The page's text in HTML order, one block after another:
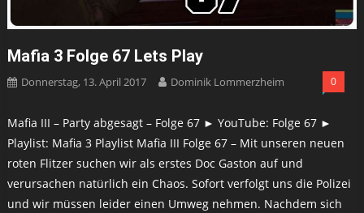
Mafia 3 Folge 67 Lets Play
Donnerstag, 13. April 2017 Dominik Lommerzheim 0
Mafia III – Party abgesagt – Folge 67 ► YouTube: Folge 67 ►
Playlist: Mafia 3 Playlist Mafia III Folge 67 – Mit unseren neuen
roten Flitzer suchen wir als erstes Doc Gaston auf und
verursachen natürlich ein Chaos. Sofort verfolgt uns die Polizei
und wir müssen leider einen Umweg nehmen. Nachdem sich